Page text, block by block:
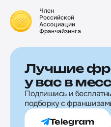
Член
Российской
Ассоциации
Франчайзинга
Лучшие
у вас в
Подпишись и
подборку с
Telegram